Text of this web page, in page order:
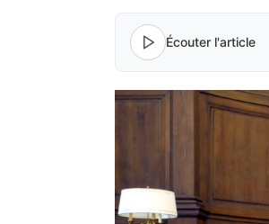
Écouter l'article